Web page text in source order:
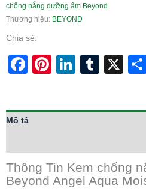
chống nắng dưỡng ẩm Beyond
Thương hiệu: BEYOND
Chia sẻ:
Facebook
Pinterest
LinkedIn
X
Mô tả
Thông Tin Kem chống
Beyond Angel Aqua